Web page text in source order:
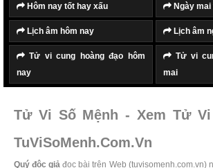
Hôm nay tốt hay xấu Ngày mai
Lịch âm hôm nay Lịch âm
Tử vi cung hoàng đạo hôm
nay
Tử vi
mai
Tử Vi Số Mệnh - Xem Tử Vi
TuViSoMenh.Com.Vn
Quý độc giả đọc bài trên Web (tuvisomenh.com.vn)